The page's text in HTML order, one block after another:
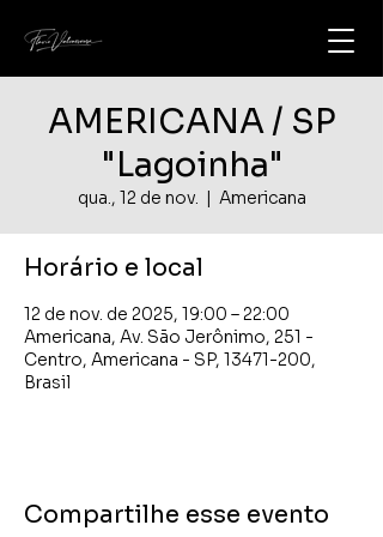
AMERICANA / SP
"Lagoinha"
qua., 12 de nov.
  |
Americana
Horário e local
12 de nov. de 2025, 19:00 – 22:00
Americana, Av. São Jerônimo, 251 -
Centro, Americana - SP, 13471-200,
Brasil
Compartilhe esse evento